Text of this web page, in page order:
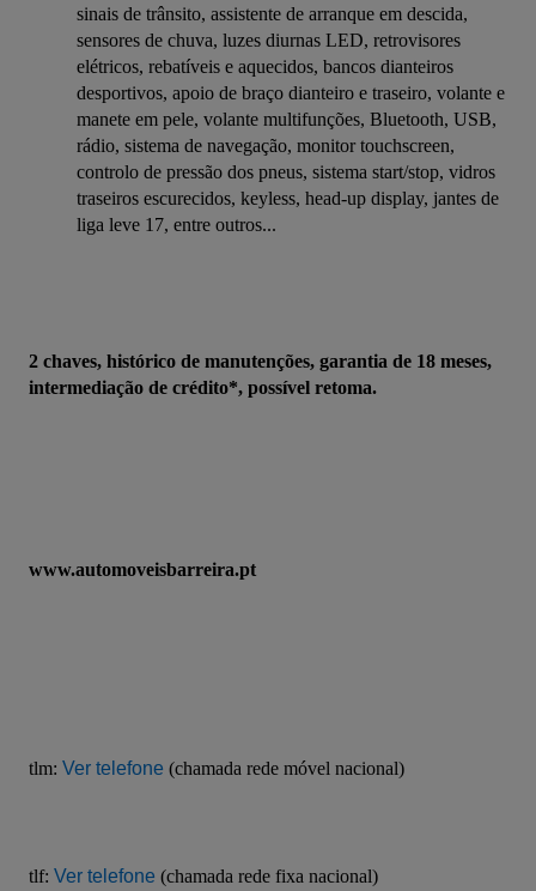
sinais de trânsito, assistente de arranque em descida,
sensores de chuva, luzes diurnas LED, retrovisores
elétricos, rebatíveis e aquecidos, bancos dianteiros
desportivos, apoio de braço dianteiro e traseiro, volante e
manete em pele, volante multifunções, Bluetooth, USB,
rádio, sistema de navegação, monitor touchscreen,
controlo de pressão dos pneus, sistema start/stop, vidros
traseiros escurecidos, keyless, head-up display, jantes de
liga leve 17, entre outros...
2 chaves, histórico de manutenções, garantia de 18 meses,
intermediação de crédito*, possível retoma.
www.automoveisbarreira.pt
tlm: Ver telefone (chamada rede móvel nacional)
tlf: Ver telefone (chamada rede fixa nacional)